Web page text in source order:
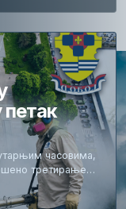
часовима,
третирање…